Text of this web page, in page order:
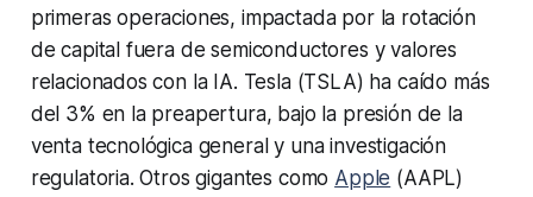
primeras operaciones, impactada por la rotación
de capital fuera de semiconductores y valores
relacionados con la IA. Tesla (TSLA) ha caído más
del 3% en la preapertura, bajo la presión de la
venta tecnológica general y una investigación
regulatoria. Otros gigantes como Apple (AAPL)